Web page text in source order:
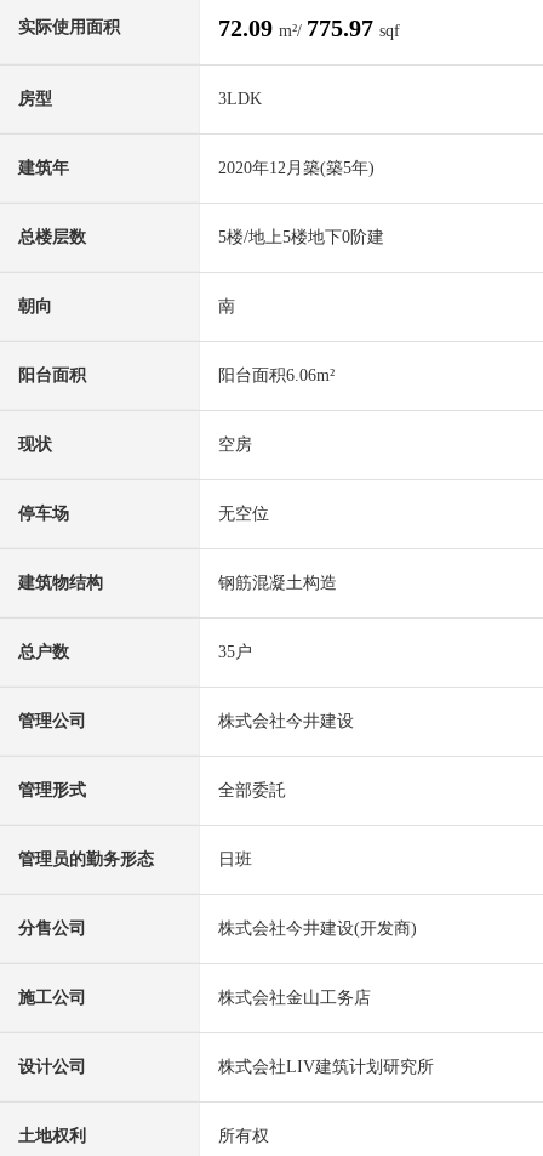
实际使用面积 72.09 m²/ 775.97 sqf
房型 3LDK
建筑年 2020年12月築(築5年)
总楼层数 5楼/地上5楼地下0阶建
朝向 南
阳台面积 阳台面积6.06m²
现状 空房
停车场 无空位
建筑物结构 钢筋混凝土构造
总户数 35户
管理公司 株式会社今井建设
管理形式 全部委託
管理员的勤务形态 日班
分售公司 株式会社今井建设(开发商)
施工公司 株式会社金山工务店
设计公司 株式会社LIV建筑计划研究所
土地权利 所有权